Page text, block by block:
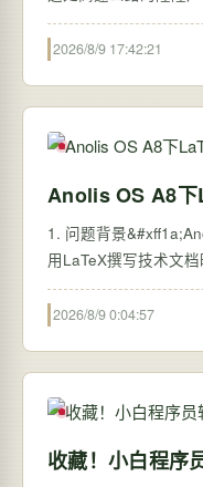
2026/8/9 17:42:21
Anolis OS A8下
1. 问题背景
用LaTeX撰写技术文
2026/8/9 0:04:57
收藏！小白程序